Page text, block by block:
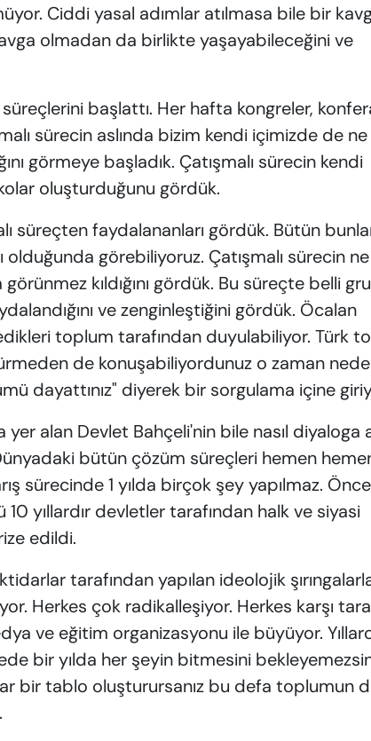
Ciddi yasal adımlar atılmasa bile bir
olmadan da birlikte yaşayabileceğini ve
başlattı. Her hafta kongreler,
sürecin aslında bizim kendi içimizde de
görmeye başladık. Çatışmalı sürecin kendi
oluşturduğunu gördük.
süreçten faydalananları gördük. Bütün
olduğunda görebiliyoruz. Çatışmalı sürecin
kıldığını gördük. Bu süreçte belli
ve zenginleştiğini gördük. Öcalan
toplum tarafından duyulabiliyor. Türk
de konuşabiliyordunuz o zaman
dayattınız" diyerek bir sorgulama içine
alan Devlet Bahçeli'nin bile nasıl diyaloga
bütün çözüm süreçleri hemen
sürecinde 1 yılda birçok şey yapılmaz. Önce
10 yıllardır devletler tarafından halk ve siyasi
edildi.
tarafından yapılan ideolojik
Herkes çok radikalleşiyor. Herkes karşı
ve eğitim organizasyonu ile büyüyor.
bir yılda her şeyin bitmesini
bir tablo oluşturursanız bu defa toplumun